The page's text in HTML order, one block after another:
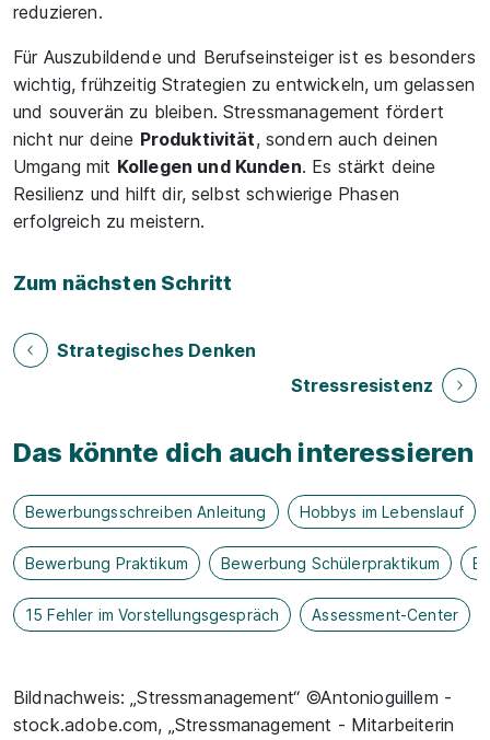
reduzieren.
Für Auszubildende und Berufseinsteiger ist es besonders
wichtig, frühzeitig Strategien zu entwickeln, um gelassen
und souverän zu bleiben. Stressmanagement fördert
nicht nur deine Produktivität, sondern auch deinen
Umgang mit Kollegen und Kunden. Es stärkt deine
Resilienz und hilft dir, selbst schwierige Phasen
erfolgreich zu meistern.
Zum nächsten Schritt
Strategisches Denken
Stressresistenz
Das könnte dich auch interessieren
Bewerbungsschreiben Anleitung Hobbys im Lebenslauf
Bewerbung Praktikum Bewerbung Schülerpraktikum
15 Fehler im Vorstellungsgespräch Assessment-Center
Bildnachweis: „Stressmanagement“ ©Antonioguillem -
stock.adobe.com, „Stressmanagement - Mitarbeiterin